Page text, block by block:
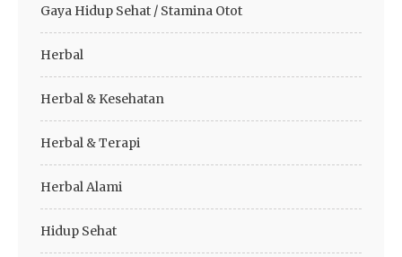
Gaya Hidup Sehat / Stamina Otot
Herbal
Herbal & Kesehatan
Herbal & Terapi
Herbal Alami
Hidup Sehat